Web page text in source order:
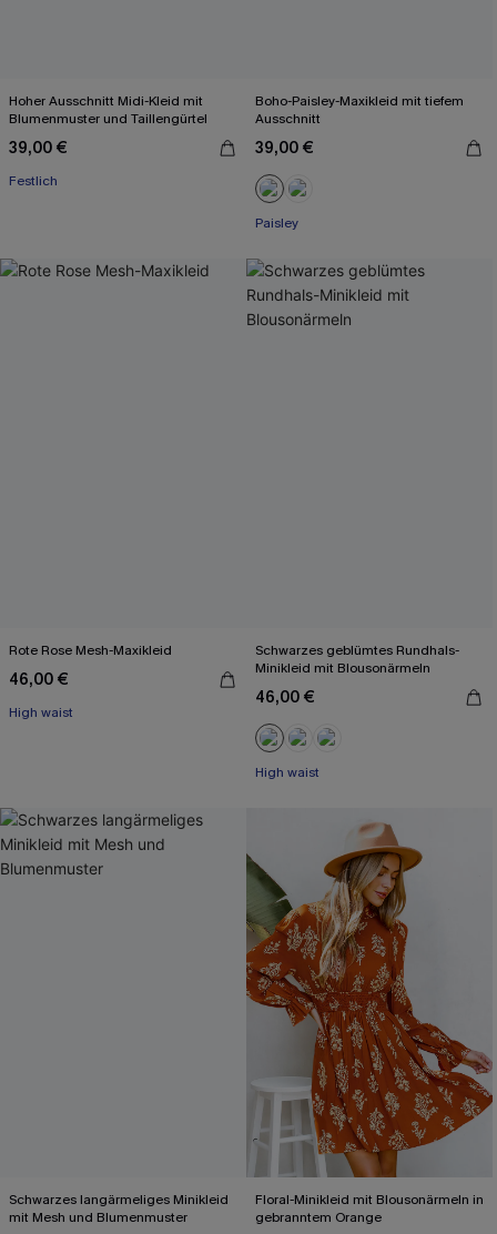
Hoher Ausschnitt Midi-Kleid mit
Blumenmuster und Taillengürtel
39,00 €
Festlich
Boho-Paisley-Maxikleid mit tiefem
Ausschnitt
39,00 €
Paisley
Rote Rose Mesh-Maxikleid
46,00 €
High waist
Schwarzes geblümtes Rundhals-
Minikleid mit Blousonärmeln
46,00 €
High waist
Schwarzes langärmeliges Minikleid
mit Mesh und Blumenmuster
Floral-Minikleid mit Blousonärmeln in
gebranntem Orange